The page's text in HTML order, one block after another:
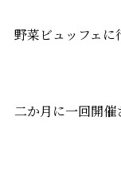
野菜ビュッフェに
二か月に一回開催